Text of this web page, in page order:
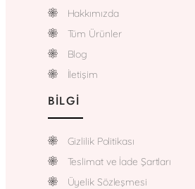
Hakkımızda
Tüm Ürünler
Blog
İletişim
BILGI
Gizlilik Politikası
Teslimat ve İade Şartları
Üyelik Sözleşmesi